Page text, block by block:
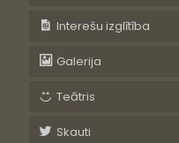
Interešu izglītība
Galerija
Teātris
Skauti